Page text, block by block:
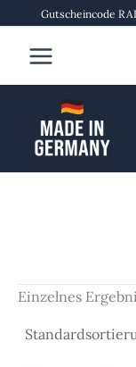
springen
Gutscheincode
Einzelnes